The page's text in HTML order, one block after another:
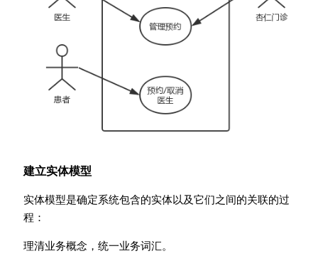
建立实体模型
实体模型是确定系统包含的实体以及它们之间的关联的过
程：
理清业务概念，统一业务词汇。